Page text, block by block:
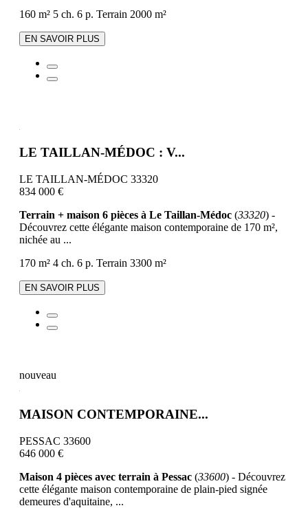
160 m² 5 ch. 6 p. Terrain 2000 m²
EN SAVOIR PLUS
LE TAILLAN-MÉDOC : V...
LE TAILLAN-MÉDOC 33320
834 000 €
Terrain + maison 6 pièces à Le Taillan-Médoc (33320) -
Découvrez cette élégante maison contemporaine de 170 m²,
nichée au ...
170 m² 4 ch. 6 p. Terrain 3300 m²
EN SAVOIR PLUS
nouveau
MAISON CONTEMPORAINE...
PESSAC 33600
646 000 €
Maison 4 pièces avec terrain à Pessac (33600) - Découvrez
cette élégante maison contemporaine de plain-pied signée
demeures d'aquitaine, ...